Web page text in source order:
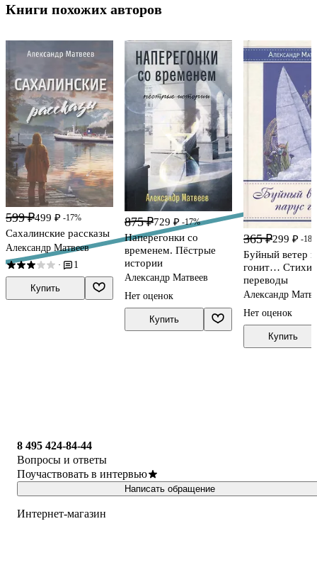
Книги похожих авторов
599 ₽499 ₽ -17%
Сахалинские рассказы
Александр Матвеев
· 1
Купить
875 ₽729 ₽ -17%
Наперегонки со
временем. Пёстрые
истории
Александр Матвеев
Нет оценок
Купить
365 ₽299 ₽ -
Буйный ветер
гонит… Стихи,
переводы
Александр
Нет оценок
Купить
8 495 424-84-44
Вопросы и ответы
Поучаствовать в интервью
Написать обращение
Интернет-магазин